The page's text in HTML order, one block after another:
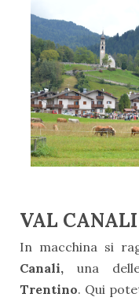
VAL CANALI
In macchina si
Canali,una
Trentino. Qui